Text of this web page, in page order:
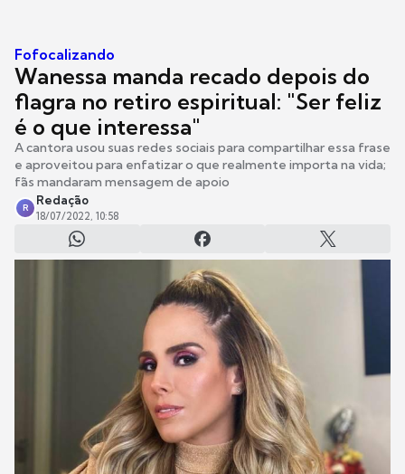
Fofocalizando
Wanessa manda recado depois do
flagra no retiro espiritual: "Ser feliz
é o que interessa"
A cantora usou suas redes sociais para compartilhar essa frase
e aproveitou para enfatizar o que realmente importa na vida;
fãs mandaram mensagem de apoio
R
Redação
18/07/2022, 10:58